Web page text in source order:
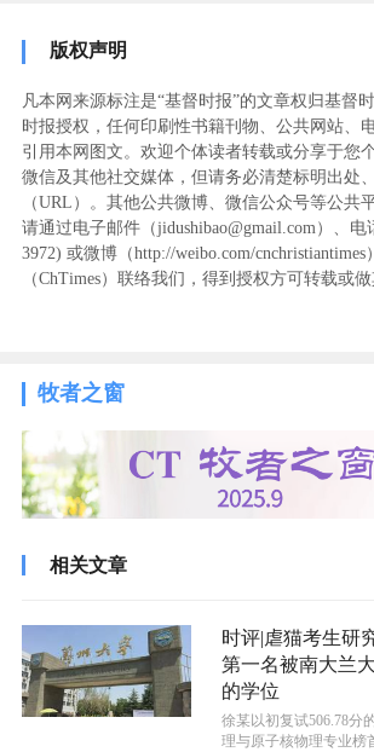
版权声明
凡本网来源标注是“基督时报”的文章权归基督
时报授权，任何印刷性书籍刊物、公共网站、
引用本网图文。欢迎个体读者转载或分享于您
微信及其他社交媒体，但请务必清楚标明出处
（URL）。其他公共微博、微信公众号等公共
请通过电子邮件（jidushibao@gmail.com）、电
3972) ‬或微博（http://weibo.com/cnchristiantimes
（ChTimes）联络我们，得到授权方可转载或做
牧者之窗
相关文章
时评|虐猫考生研
第一名被南大兰
的学位
徐某以初复试506.78分
理与原子核物理专业榜